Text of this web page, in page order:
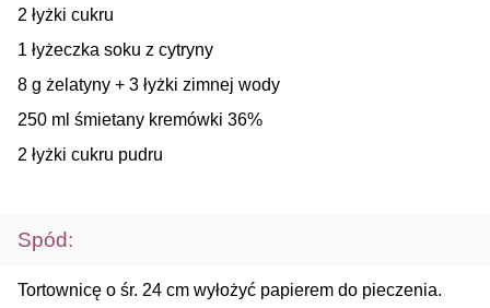
2 łyżki cukru
1 łyżeczka soku z cytryny
8 g żelatyny + 3 łyżki zimnej wody
250 ml śmietany kremówki 36%
2 łyżki cukru pudru
Spód:
Tortownicę o śr. 24 cm wyłożyć papierem do pieczenia.